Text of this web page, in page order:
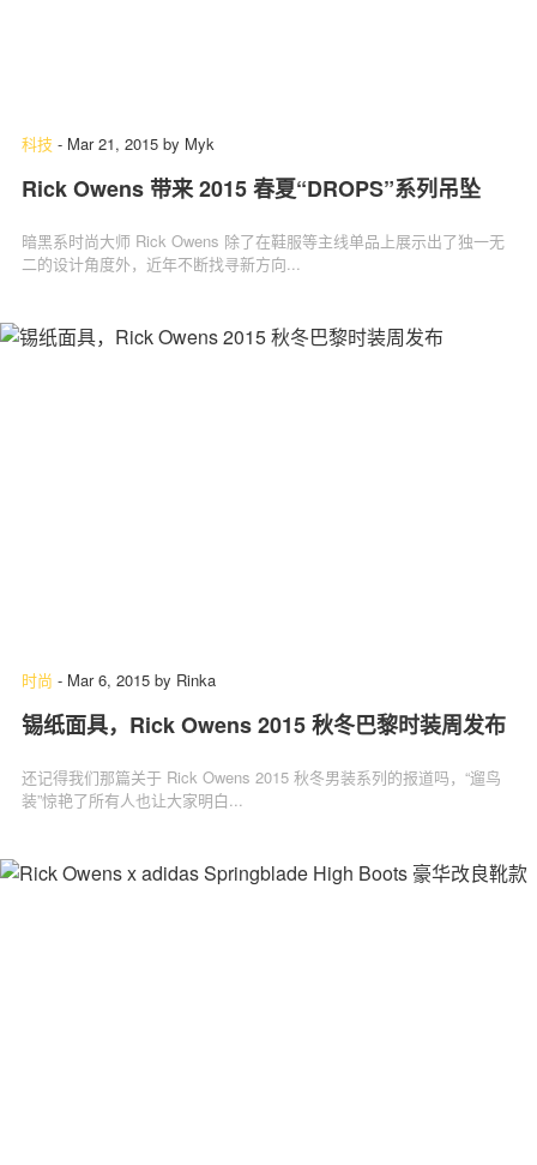
科技 - Mar 21, 2015 by Myk
Rick Owens 带来 2015 春夏“DROPS”系列吊坠
暗黑系时尚大师 Rick Owens 除了在鞋服等主线单品上展示出了独一无
二的设计角度外，近年不断找寻新方向...
时尚 - Mar 6, 2015 by Rinka
锡纸面具，Rick Owens 2015 秋冬巴黎时装周发布
还记得我们那篇关于 Rick Owens 2015 秋冬男装系列的报道吗，“遛鸟
装”惊艳了所有人也让大家明白...